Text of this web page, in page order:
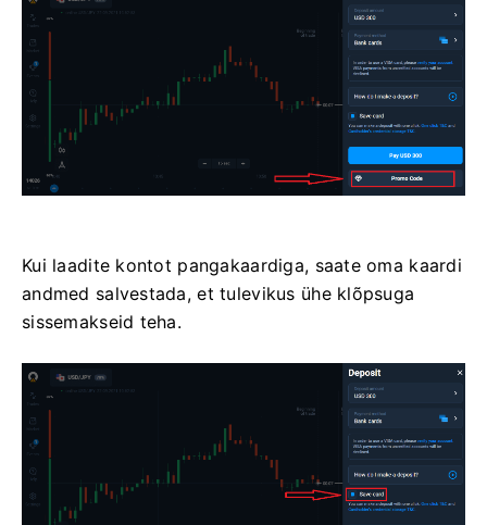
Kui laadite kontot pangakaardiga, saate oma kaardi
andmed salvestada, et tulevikus ühe klõpsuga
sissemakseid teha.